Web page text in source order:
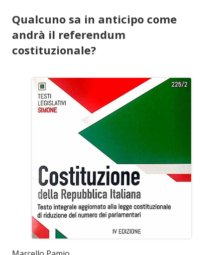
Qualcuno sa in anticipo come
andrà il referendum
costituzionale?